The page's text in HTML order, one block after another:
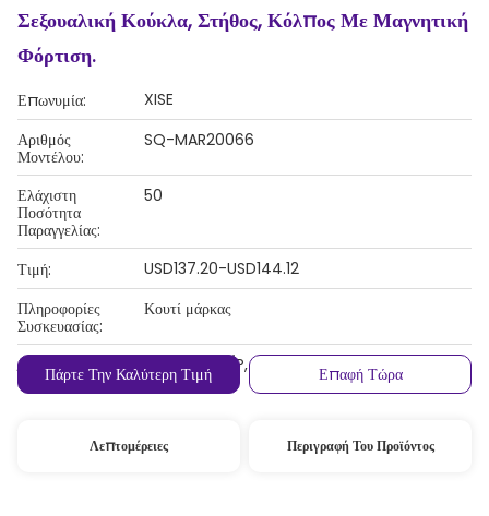
Σεξουαλική Κούκλα, Στήθος, Κόλπος Με Μαγνητική
Φόρτιση.
Επωνυμία:
XISE
Αριθμός
Μοντέλου:
SQ-MAR20066
Ελάχιστη
Ποσότητα
Παραγγελίας:
50
Τιμή:
USD137.20-USD144.12
Πληροφορίες
Συσκευασίας:
Κουτί μάρκας
Όροι Πληρωμής:
Λ/Κ, D/A, D/P, T/T, Western Union,
MoneyGram
Πάρτε Την Καλύτερη Τιμή Επαφή Τώρα
Λεπτομέρειες Περιγραφή Του Προϊόντος